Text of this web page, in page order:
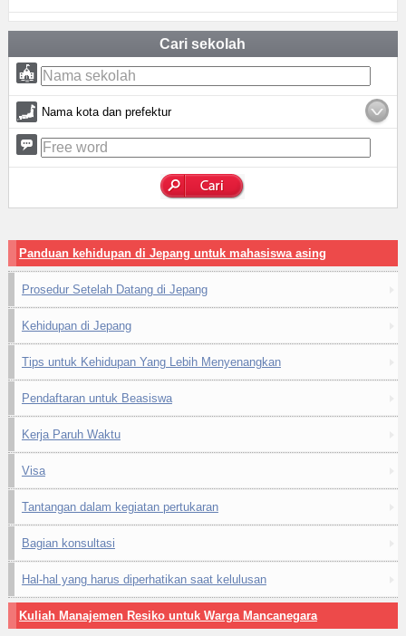
Cari sekolah
Nama kota dan prefektur
Panduan kehidupan di Jepang untuk mahasiswa asing
Prosedur Setelah Datang di Jepang
Kehidupan di Jepang
Tips untuk Kehidupan Yang Lebih Menyenangkan
Pendaftaran untuk Beasiswa
Kerja Paruh Waktu
Visa
Tantangan dalam kegiatan pertukaran
Bagian konsultasi
Hal-hal yang harus diperhatikan saat kelulusan
Kuliah Manajemen Resiko untuk Warga Mancanegara